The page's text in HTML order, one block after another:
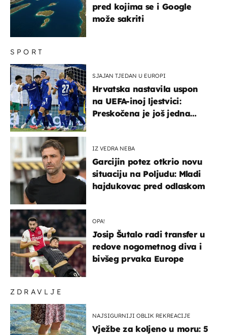
ZDRAVLJE
NAJSIGURNIJI OBLIK REKREACIJE
Vježbe za koljeno u moru: 5
SPORT
SJAJAN TJEDAN U EUROPI
Hrvatska nastavila uspon
na UEFA-inoj ljestvici:
Preskočena je još jedna
IZ VEDRA NEBA
Garcijin potez otkrio novu
situaciju na Poljudu: Mladi
hajdukovac pred odlaskom
OPA!
Josip Šutalo radi transfer u
redove nogometnog diva i
bivšeg prvaka Europe
pred kojima se i Google
može sakriti